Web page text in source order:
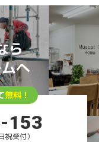
ら
へ
無料！
153
受付）